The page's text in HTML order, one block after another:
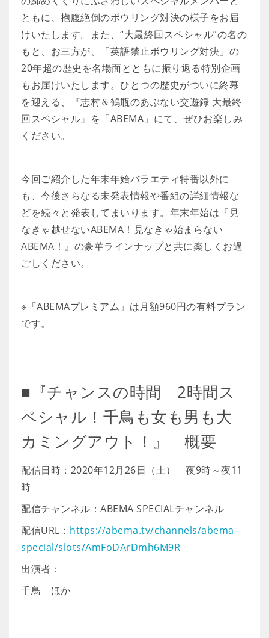
ともに、抱腹絶倒のボウリング対決の様子をお届
けいたします。また、“大最終回スペシャル”の名の
もと、お三方が、「英語禁止ボウリング対決」の
20年超の歴史を名場面とともに振り返る特別企画
もお届けいたします。ひとつの歴史がついに終幕
を迎える、『志村＆鶴瓶のあぶない交遊録 大最終
回スペシャル』を「ABEMA」にて、ぜひお楽しみ
ください。
今回ご紹介した年末年始バラエティ特番以外に
も、今後さらなる未発表情報や番組の詳細情報な
どを続々と発表してまいります。年末年始は『見
なきゃ越せないABEMA！見なきゃ始まらない
ABEMA！』の豪華ラインナップと共に楽しくお過
ごしください。
※「ABEMAプレミアム」は月額960円の有料プラン
です。
■『チャンスの時間 2時間ス
ペシャル！千鳥も女も男も大
カミングアウト！』 概要
配信日時：2020年12月26日（土） 夜9時～夜11
時
配信チャンネル：ABEMA SPECIALチャンネル
配信URL： https://abema.tv/channels/abema-
special/slots/AmFoDArDmh6M9R
出演者：
千鳥 ほか